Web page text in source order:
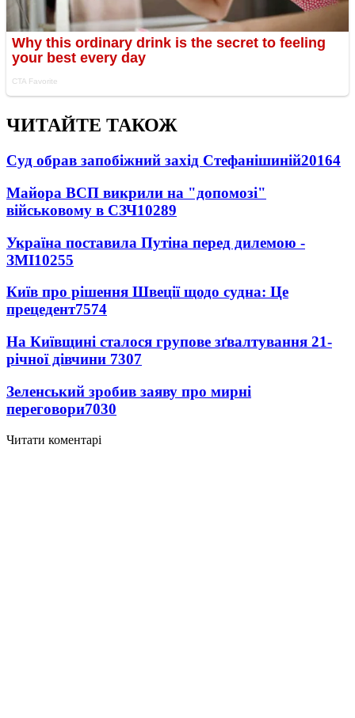
ЧИТАЙТЕ ТАКОЖ
Суд обрав запобіжний захід Стефанішиній20164
Майора ВСП викрили на "допомозі"
військовому в СЗЧ10289
Україна поставила Путіна перед дилемою -
ЗМІ10255
Київ про рішення Швеції щодо судна: Це
прецедент7574
На Київщині сталося групове зґвалтування 21-
річної дівчини 7307
Зеленський зробив заяву про мирні
переговори7030
Читати коментарі